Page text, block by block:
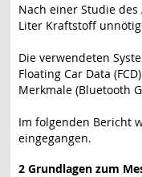
Nach einer Studie
Liter Kraftstoff
Die verwendeten
Floating Car Data
Merkmale (Bluetooth
Im folgenden Bericht
eingegangen.
2 Grundlagen zum